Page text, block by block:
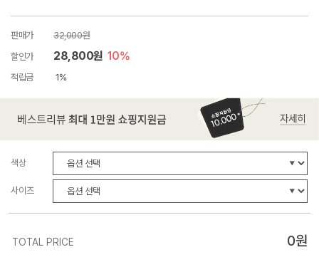
판매가
32,000원
할인가
28,800원 10%
적립금 1%
색상
사이즈
TOTAL PRICE 0원